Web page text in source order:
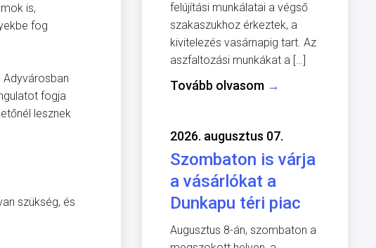
is,
fog
Adyvárosban
fogja
lesznek
szükség, és
felújítási munkálatai a végső
szakaszukhoz érkeztek, a
kivitelezés vasárnapig tart. Az
aszfaltozási munkákat a […]
Tovább olvasom →
2026. augusztus 07.
Szombaton is várja
a vásárlókat a
Dunkapu téri piac
Augusztus 8-án, szombaton a